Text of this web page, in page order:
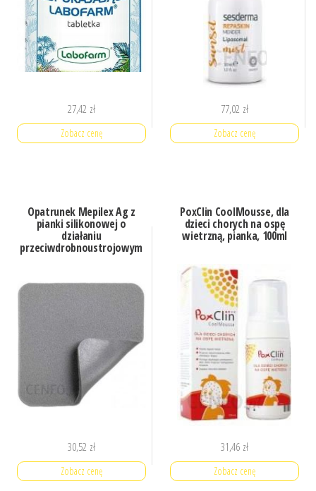
27,42 zł
Zobacz cenę
77,02 zł
Zobacz cenę
Opatrunek Mepilex Ag z
pianki silikonowej o
działaniu
przeciwdrobnoustrojowym
30,52 zł
Zobacz cenę
PoxClin CoolMousse, dla
dzieci chorych na ospę
wietrzną, pianka, 100ml
31,46 zł
Zobacz cenę